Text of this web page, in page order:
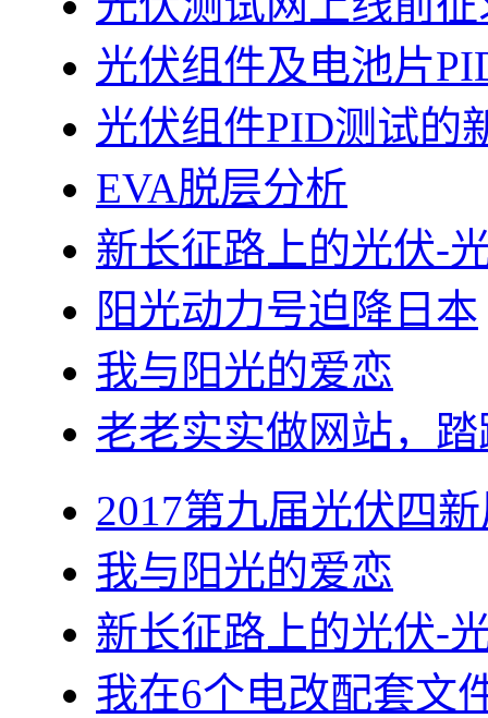
光伏组件及电池片
光伏组件PID测试的
EVA脱层分析
新长征路上的光伏-
阳光动力号迫降日本
我与阳光的爱恋
老老实实做网站，
2017第九届光伏四
我与阳光的爱恋
新长征路上的光伏-
我在6个电改配套文